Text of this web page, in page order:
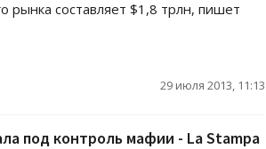
составляет $1,8 трлн, пишет
29 июля 2013, 11:13
под контроль мафии - La Stampa